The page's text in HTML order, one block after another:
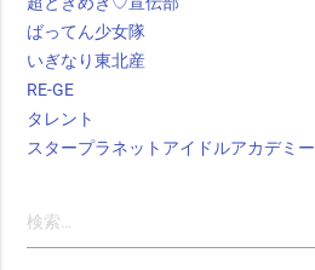
ばってん少女隊
いぎなり東北産
RE-GE
タレント
スタープラネットアイドルアカデミー
索: